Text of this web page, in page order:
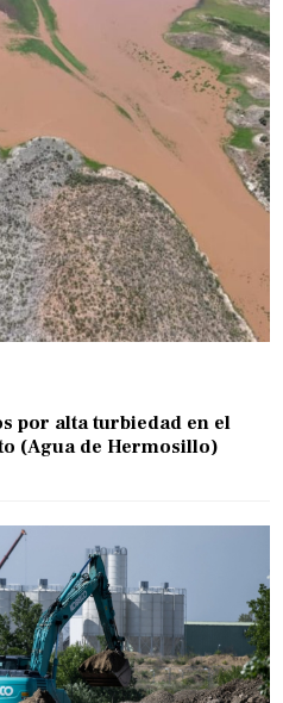
por alta turbiedad en el
(Agua de Hermosillo)